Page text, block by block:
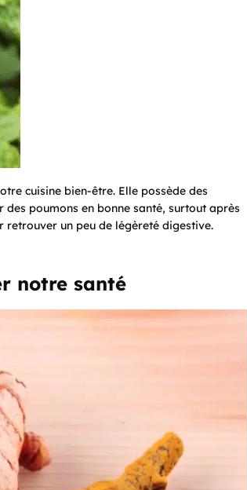
cuisine bien-être. Elle possède des
poumons en bonne santé, surtout après
retrouver un peu de légèreté digestive.
notre santé